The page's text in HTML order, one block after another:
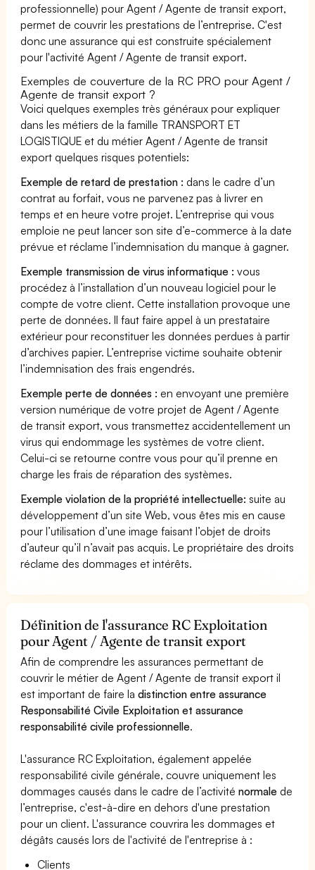
professionnelle) pour Agent / Agente de transit export,
permet de couvrir les prestations de l’entreprise. C'est
donc une assurance qui est construite spécialement
pour l'activité Agent / Agente de transit export.
Exemples de couverture de la RC PRO pour Agent /
Agente de transit export ?
Voici quelques exemples très généraux pour expliquer
dans les métiers de la famille TRANSPORT ET
LOGISTIQUE et du métier Agent / Agente de transit
export quelques risques potentiels:
Exemple de retard de prestation : dans le cadre d’un
contrat au forfait, vous ne parvenez pas à livrer en
temps et en heure votre projet. L’entreprise qui vous
emploie ne peut lancer son site d’e-commerce à la date
prévue et réclame l’indemnisation du manque à gagner.
Exemple transmission de virus informatique : vous
procédez à l’installation d’un nouveau logiciel pour le
compte de votre client. Cette installation provoque une
perte de données. Il faut faire appel à un prestataire
extérieur pour reconstituer les données perdues à partir
d’archives papier. L’entreprise victime souhaite obtenir
l’indemnisation des frais engendrés.
Exemple perte de données : en envoyant une première
version numérique de votre projet de Agent / Agente
de transit export, vous transmettez accidentellement un
virus qui endommage les systèmes de votre client.
Celui-ci se retourne contre vous pour qu’il prenne en
charge les frais de réparation des systèmes.
Exemple violation de la propriété intellectuelle: suite au
développement d’un site Web, vous êtes mis en cause
pour l’utilisation d’une image faisant l’objet de droits
d’auteur qu’il n’avait pas acquis. Le propriétaire des droits
réclame des dommages et intérêts.
Définition de l'assurance RC Exploitation
pour Agent / Agente de transit export
Afin de comprendre les assurances permettant de
couvrir le métier de Agent / Agente de transit export il
est important de faire ladistinction entre assurance
Responsabilité Civile Exploitation et assurance
responsabilité civile professionnelle.
L'assurance RC Exploitation, également appelée
responsabilité civile générale, couvre uniquement les
dommages causés dans le cadre de l’activiténormale de
l’entreprise, c'est-à-dire en dehors d'une prestation
pour un client. L'assurance couvrira les dommages et
dégâts causés lors de l'activité de l'entreprise à :
Clients